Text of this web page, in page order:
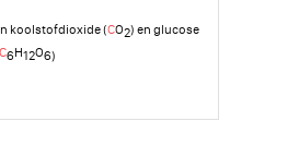
koolstofdioxide (CO2) en glucose
C6H12O6)